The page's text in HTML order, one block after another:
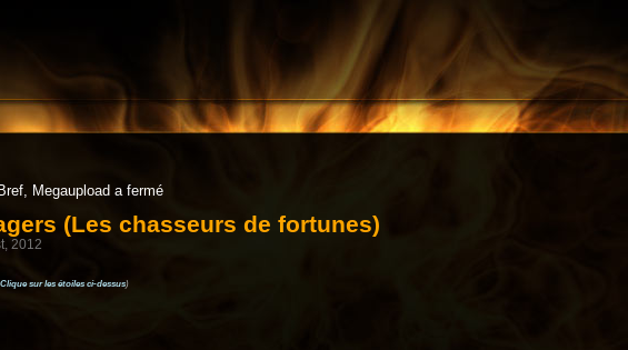
Megaupload a fermé
(Les chasseurs de fortunes)
2012
Clique sur les étoiles ci-dessus)